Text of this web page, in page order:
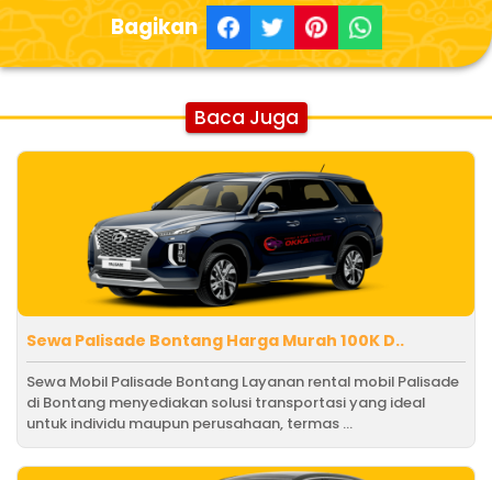
Bagikan
Baca Juga
Sewa Palisade Bontang Harga Murah 100K D..
Sewa Mobil Palisade Bontang Layanan rental mobil Palisade
di Bontang menyediakan solusi transportasi yang ideal
untuk individu maupun perusahaan, termas ...